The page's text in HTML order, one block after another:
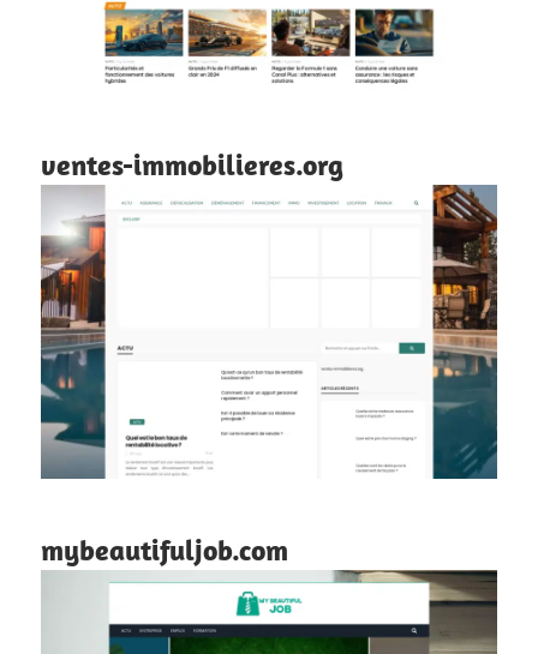
ventes-immobilieres.org
mybeautifuljob.com